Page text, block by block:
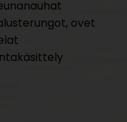
ovet